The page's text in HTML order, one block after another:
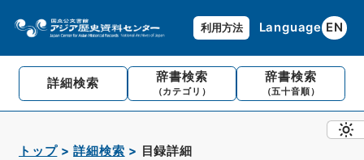
利用方法 Language EN
詳細検索 辞書検索
（カテゴリ）
辞書検索
（五十音順）
トップ 詳細検索 目録詳細